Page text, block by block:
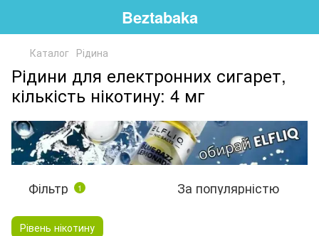
Beztabaka
Каталог Рідина
Рідини для електронних сигарет,
кількість нікотину: 4 мг
Фільтр 1 За популярністю
Рівень нікотину